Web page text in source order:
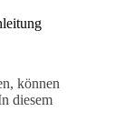
können
diesem